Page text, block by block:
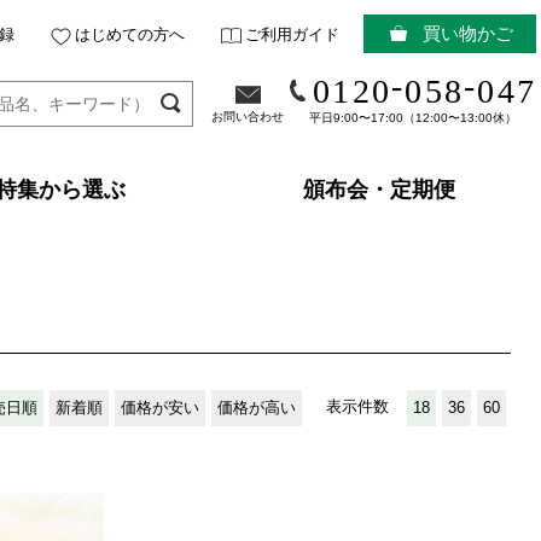
はじめての方へ ご利用ガイド 買い物かご
お問い合わせ
0120-058-047
平日9:00〜17:00（12:00〜13:00休）
集から選ぶ 頒布会・定期便
日順 新着順 価格が安い 価格が高い 表示件数 18 36 60